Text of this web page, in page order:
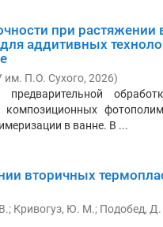
при растяжении
аддитивных
им. П.О. Сухого, 2026)
композиционных
в ванне. В ...
вторичных
; Кривогуз, Ю. М.; Подобед, Д.